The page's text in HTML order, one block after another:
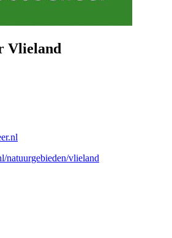
Vlieland
natuurgebieden/vlieland